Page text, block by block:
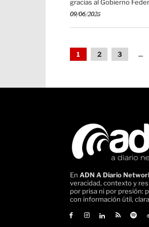
gracias al Gobierno
09/06/2025
1 2 3 ...
En ADN A Diario
veracidad, contexto y
por prisa ni por presión:
con información útil,